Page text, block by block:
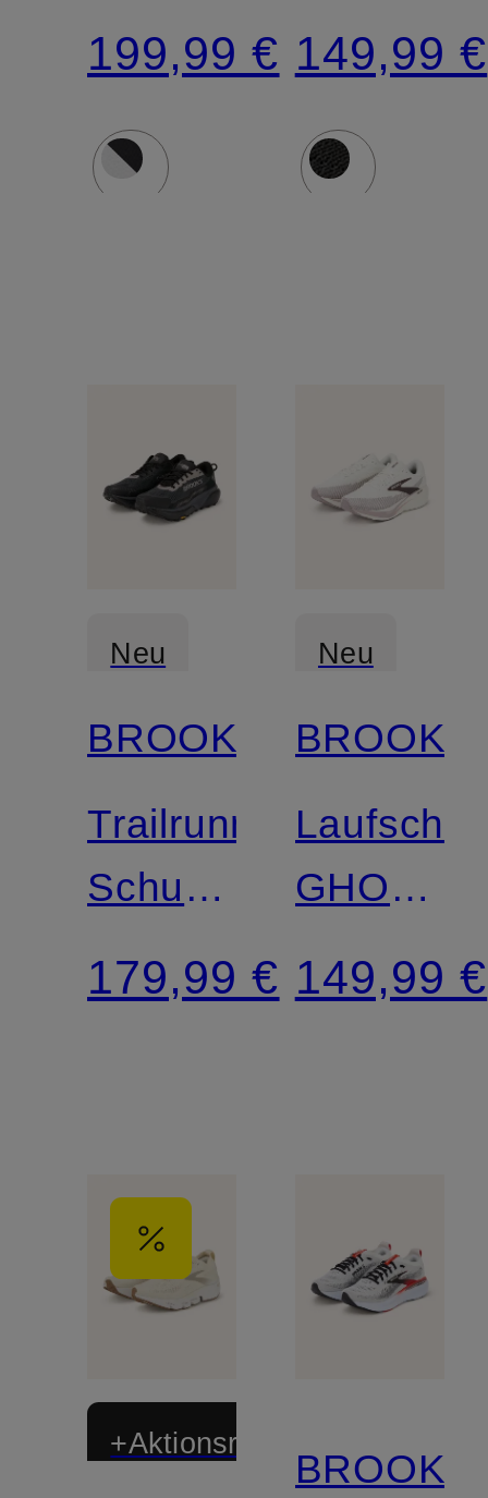
MAX 2
199,99 €
18
149,99 €
Neu
BROOKS
Trailrunning-
Schuhe
CASCADIA
20 GTX
179,99 €
Neu
BROOKS
GHOST
AMP
149,99 €
+Aktionsrabatt
BROOKS